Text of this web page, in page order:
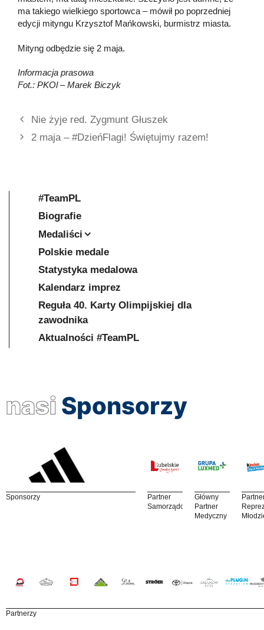
ma takiego wielkiego sportowca – mówił po poprzedniej
edycji mityngu Krzysztof Mańkowski, burmistrz miasta.
Mityng odbędzie się 2 maja.
Informacja prasowa
Fot.: PKOl – Marek Biczyk
Nie żyje red. Zygmunt Głuszek
2 maja – #DzieńFlagi! Świętujmy razem!
#TeamPL
Biografie
Medaliści
Polskie medale
Statystyka medalowa
Kalendarz imprez
Reguła 40. Karty Olimpijskiej dla
zawodnika
Aktualności #TeamPL
nasi Sponsorzy
Sponsorzy
Partner
Samorządowy
Główny
Partner
Medyczny
Partnerzy